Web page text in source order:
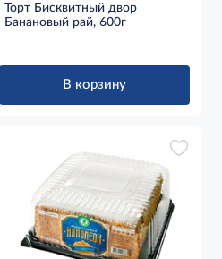
Торт Бисквитный двор
Банановый рай, 600г
В корзину